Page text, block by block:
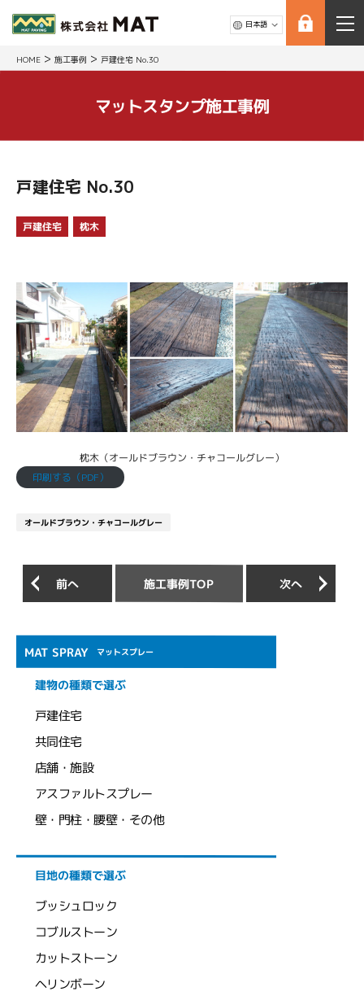
HOME > 施工事例 > 戸建住宅 No.30
マットスタンプ施工事例
戸建住宅 No.30
戸建住宅 枕木
枕木（オールドブラウン・チャコールグレー）
印刷する（PDF）
オールドブラウン・チャコールグレー
前へ 施工事例TOP 次へ
MAT SPRAY マットスプレー
建物の種類で選ぶ
戸建住宅
共同住宅
店舗・施設
アスファルトスプレー
壁・門柱・腰壁・その他
目地の種類で選ぶ
ブッシュロック
コブルストーン
カットストーン
ヘリンボーン